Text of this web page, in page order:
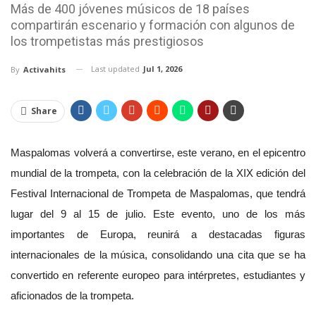
Más de 400 jóvenes músicos de 18 países
compartirán escenario y formación con algunos de
los trompetistas más prestigiosos
By Activahits Last updated Jul 1, 2026
Share
Maspalomas volverá a convertirse, este verano, en el epicentro
mundial de la trompeta, con la celebración de la XIX edición del
Festival Internacional de Trompeta de Maspalomas, que tendrá
lugar del 9 al 15 de julio. Este evento, uno de los más
importantes de Europa, reunirá a destacadas figuras
internacionales de la música, consolidando una cita que se ha
convertido en referente europeo para intérpretes, estudiantes y
aficionados de la trompeta.